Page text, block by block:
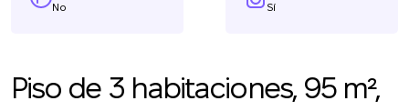
No Sí
Piso de 3 habitaciones, 95 m²,